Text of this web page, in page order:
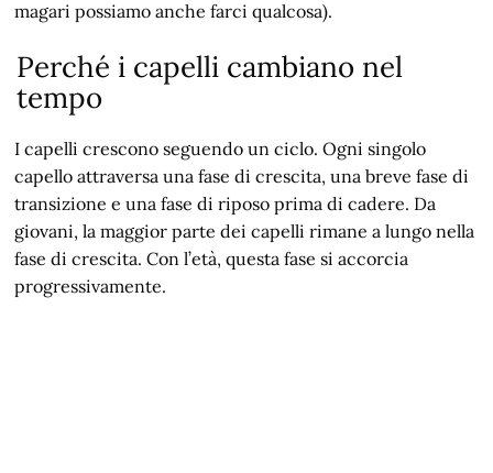
magari possiamo anche farci qualcosa).
Perché i capelli cambiano nel
tempo
I capelli crescono seguendo un ciclo. Ogni singolo
capello attraversa una fase di crescita, una breve fase di
transizione e una fase di riposo prima di cadere. Da
giovani, la maggior parte dei capelli rimane a lungo nella
fase di crescita. Con l’età, questa fase si accorcia
progressivamente.